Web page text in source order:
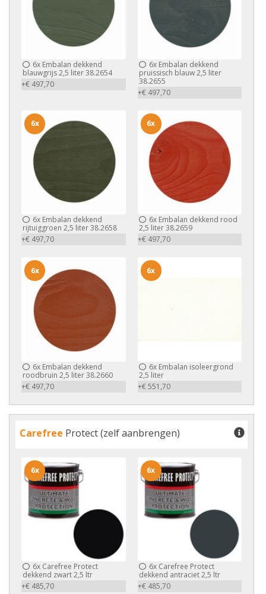
6x Embalan dekkend
blauwgrijs 2,5 liter 38.2654
+€ 497,70
6xEmbalan dekkend
pruissisch blauw 2,5 liter
38.2655
+€ 497,70
6x Embalan dekkend
rijtuiggroen 2,5 liter 38.2658
+€ 497,70
6x
6xEmbalan dekkend rood
2,5 liter 38.2659
+€ 497,70
6x
6x Embalan dekkend
roodbruin 2,5 liter 38.2660
+€ 497,70
6x
6xEmbalan isoleergrond
2,5 liter
+€ 551,70
6x
Carefree Protect (zelf aanbrengen)
6x Carefree Protect
dekkend zwart 2,5 ltr
+€ 485,70
6x
6xCarefree Protect
dekkend antraciet 2,5 ltr
+€ 485,70
6x